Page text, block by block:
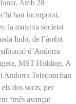
Amb 28
han incorporat,
la mateixa societat
Indo, de l’àmbit
d’Andorra
MST Holding. A
Andorra Telecom han
dos socis, per
“més avançat